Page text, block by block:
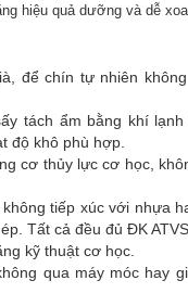
hiệu quả dưỡng và dễ
để chín tự nhiên
tách ẩm bằng khí
độ khô phù hợp.
cơ thủy lực cơ học,
tiếp xúc với nhựa
Tất cả đều đủ ĐK
kỹ thuật cơ học.
qua máy móc hay